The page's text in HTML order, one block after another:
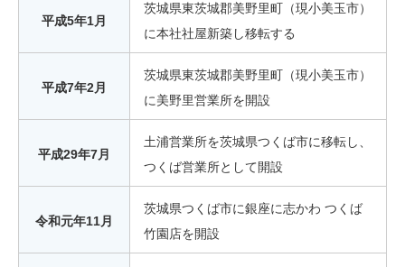
平成5年1月
茨城県東茨城郡美野里町（現小美玉市）
に本社社屋新築し移転する
平成7年2月
茨城県東茨城郡美野里町（現小美玉市）
に美野里営業所を開設
平成29年7月
土浦営業所を茨城県つくば市に移転し、
つくば営業所として開設
令和元年11月
茨城県つくば市に銀座に志かわ つくば
竹園店を開設